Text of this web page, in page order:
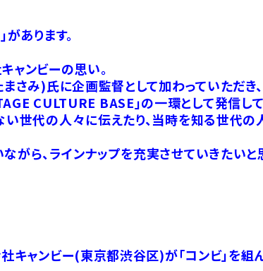
あります。
ャンビーの思い。
み)氏に企画監督として加わっていただき
CULTURE BASE」の一環として発信して
世代の人々に伝えたり、当時を知る世代の
ら、ラインナップを充実させていきたいと思
キャンビー(東京都渋谷区)が「コンビ」を組